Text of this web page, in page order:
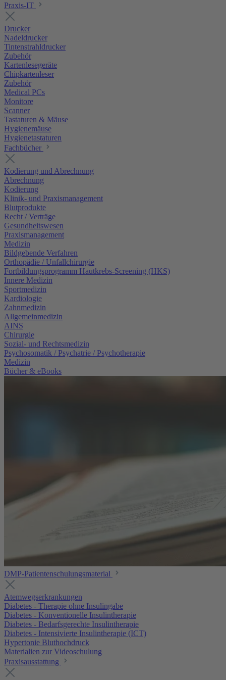
Praxis-IT
Drucker
Nadeldrucker
Tintenstrahldrucker
Zubehör
Kartenlesegeräte
Chipkartenleser
Zubehör
Medical PCs
Monitore
Scanner
Tastaturen & Mäuse
Hygienemäuse
Hygienetastaturen
Fachbücher
Kodierung und Abrechnung
Abrechnung
Kodierung
Klinik- und Praxismanagement
Blutprodukte
Recht / Verträge
Gesundheitswesen
Praxismanagement
Medizin
Bildgebende Verfahren
Orthopädie / Unfallchirurgie
Fortbildungsprogramm Hautkrebs-Screening (HKS)
Innere Medizin
Sportmedizin
Kardiologie
Zahnmedizin
Allgemeinmedizin
AINS
Chirurgie
Sozial- und Rechtsmedizin
Psychosomatik / Psychatrie / Psychotherapie
Medizin
Bücher & eBooks
DMP-Patientenschulungsmaterial
Atemwegserkrankungen
Diabetes - Therapie ohne Insulingabe
Diabetes - Konventionelle Insulintherapie
Diabetes - Bedarfsgerechte Insulintherapie
Diabetes - Intensivierte Insulintherapie (ICT)
Hypertonie Bluthochdruck
Materialien zur Videoschulung
Praxisausstattung